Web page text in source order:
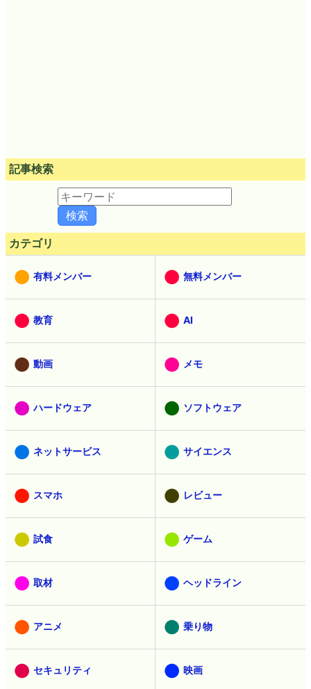
記事検索
カテゴリ
有料メンバー 無料メンバー
教育 AI
動画 メモ
ハードウェア ソフトウェア
ネットサービス サイエンス
スマホ レビュー
試食 ゲーム
取材 ヘッドライン
アニメ 乗り物
セキュリティ 映画